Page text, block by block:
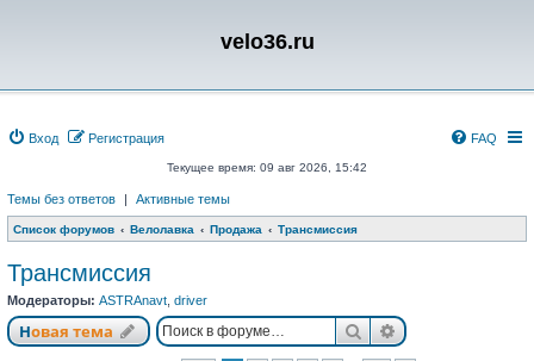
velo36.ru
Вход Регистрация FAQ
Текущее время: 09 авг 2026, 15:42
Темы без ответов | Активные темы
Список форумов Велолавка Продажа Трансмиссия
Трансмиссия
Модераторы: ASTRAnavt driver
Новая тема ПоискРасширенный